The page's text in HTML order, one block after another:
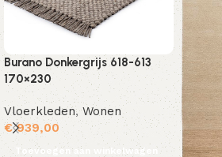
Burano Donkergrijs 618-613
170×230
Vloerkleden,Wonen
€939,00
Toevoegen aan winkelwagen